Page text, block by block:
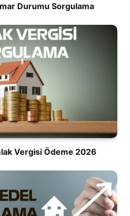
Durumu Sorgulama
Vergisi Ödeme 2026